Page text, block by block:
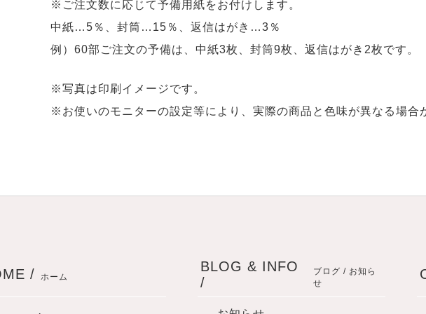
※ご注文数に応じて予備用紙をお付けします。
中紙…5％、封筒…15％、返信はがき…3％
例）60部ご注文の予備は、中紙3枚、封筒9枚、返信はがき2枚です。
※写真は印刷イメージです。
※お使いのモニターの設定等により、実際の商品と色味が異なる場合
/ ホーム
BLOG & INFO
/
ブログ / お知ら
せ